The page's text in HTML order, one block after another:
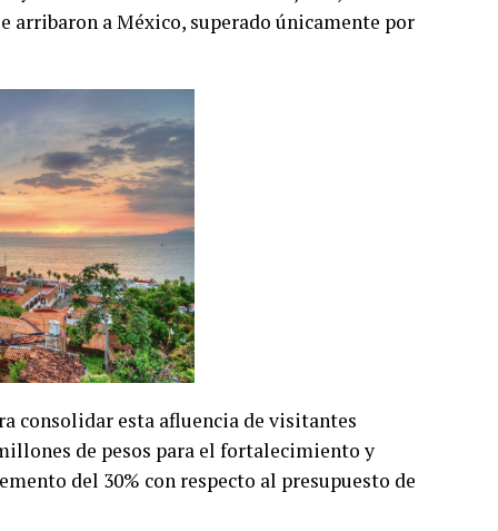
arribaron a México, superado únicamente por
consolidar esta afluencia de visitantes
de pesos para el fortalecimiento y
del 30% con respecto al presupuesto de